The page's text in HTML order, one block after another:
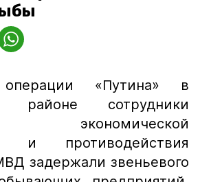
«Путина» в
районе сотрудники
экономической
и противодействия
задержали звеньевого